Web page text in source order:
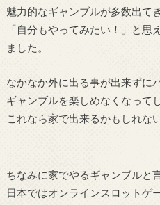
魅力的なギャンブルが多数出て
「自分もやってみたい！」と
ました。
なかなか外に出る事が出来ずに
ギャンブルを楽しめなくなって
これなら家で出来るかもしれな
ちなみに家でやるギャンブルと
日本ではオンラインスロットゲ